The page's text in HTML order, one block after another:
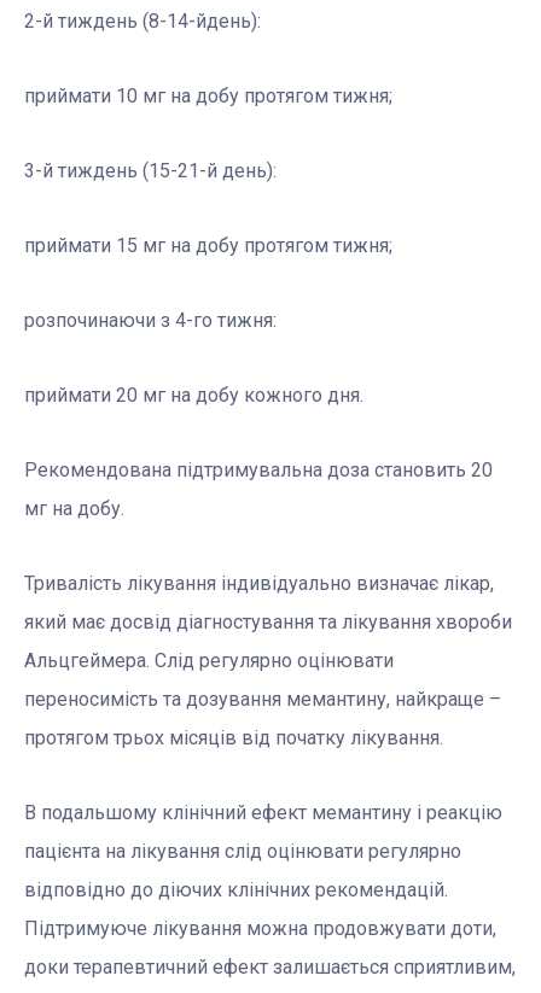
2-й тиждень (8-14-йдень):
приймати 10 мг на добу протягом тижня;
3-й тиждень (15-21-й день):
приймати 15 мг на добу протягом тижня;
розпочинаючи з 4-го тижня:
приймати 20 мг на добу кожного дня.
Рекомендована підтримувальна доза становить 20
мг на добу.
Тривалість лікування індивідуально визначає лікар,
який має досвід діагностування та лікування хвороби
Альцгеймера. Слід регулярно оцінювати
переносимість та дозування мемантину, найкраще –
протягом трьох місяців від початку лікування.
В подальшому клінічний ефект мемантину і реакцію
пацієнта на лікування слід оцінювати регулярно
відповідно до діючих клінічних рекомендацій.
Підтримуюче лікування можна продовжувати доти,
доки терапевтичний ефект залишається сприятливим,